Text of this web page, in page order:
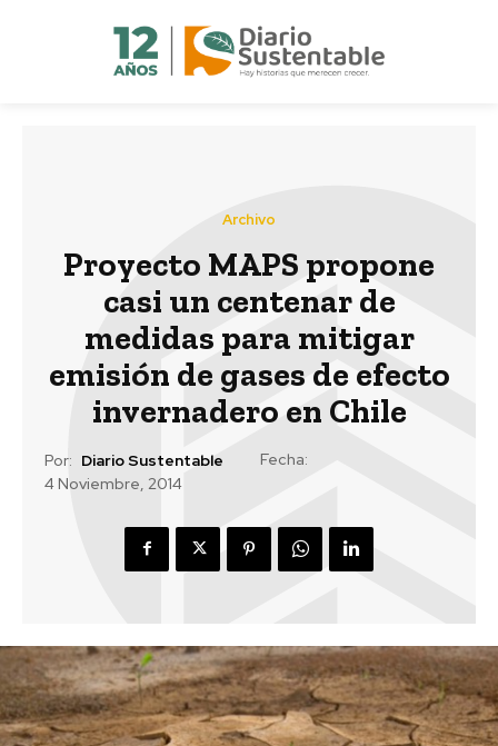
Archivo
Proyecto MAPS propone
casi un centenar de
medidas para mitigar
emisión de gases de efecto
invernadero en Chile
Por: Diario Sustentable
Fecha:
4 Noviembre, 2014